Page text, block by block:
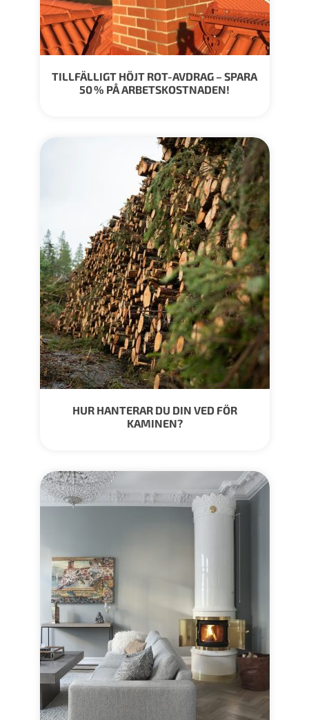
TILLFÄLLIGT HÖJT ROT-AVDRAG – SPARA
50 % PÅ ARBETSKOSTNADEN!
HUR HANTERAR DU DIN VED FÖR
KAMINEN?